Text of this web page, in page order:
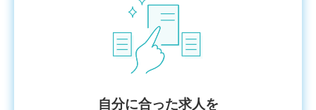
⾃分に合った求⼈を